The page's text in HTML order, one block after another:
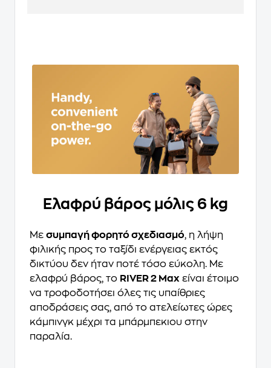
Ελαφρύ βάρος μόλις 6 kg
Με συμπαγή φορητό σχεδιασμό, η λήψη
φιλικής προς το ταξίδι ενέργειας εκτός
δικτύου δεν ήταν ποτέ τόσο εύκολη. Με
ελαφρύ βάρος, το RIVER 2 Max είναι έτοιμο
να τροφοδοτήσει όλες τις υπαίθριες
αποδράσεις σας, από το ατελείωτες ώρες
κάμπινγκ μέχρι τα μπάρμπεκιου στην
παραλία.